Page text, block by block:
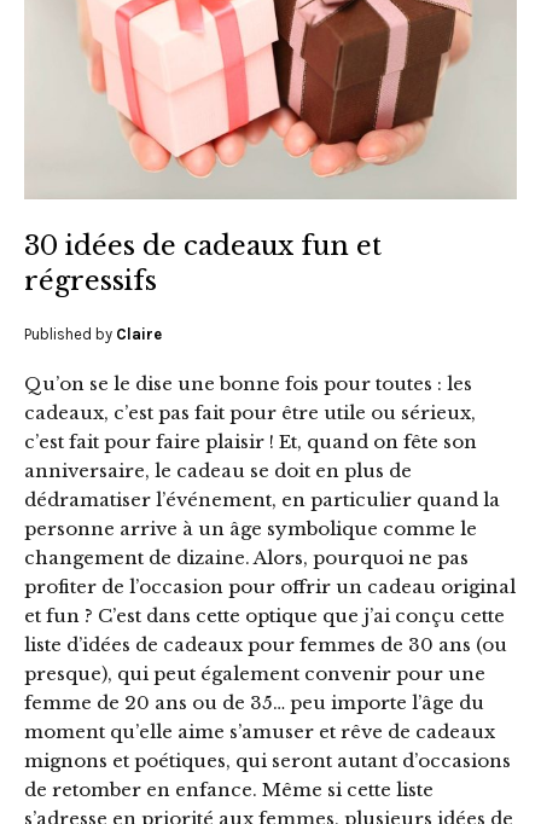
30 idées de cadeaux fun et
régressifs
Published by Claire
Qu’on se le dise une bonne fois pour toutes : les
cadeaux, c’est pas fait pour être utile ou sérieux,
c’est fait pour faire plaisir ! Et, quand on fête son
anniversaire, le cadeau se doit en plus de
dédramatiser l’événement, en particulier quand la
personne arrive à un âge symbolique comme le
changement de dizaine. Alors, pourquoi ne pas
profiter de l’occasion pour offrir un cadeau original
et fun ? C’est dans cette optique que j’ai conçu cette
liste d’idées de cadeaux pour femmes de 30 ans (ou
presque), qui peut également convenir pour une
femme de 20 ans ou de 35… peu importe l’âge du
moment qu’elle aime s’amuser et rêve de cadeaux
mignons et poétiques, qui seront autant d’occasions
de retomber en enfance. Même si cette liste
s’adresse en priorité aux femmes, plusieurs idées de